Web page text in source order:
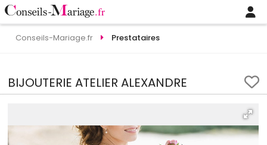
Conseils-Mariage.fr Prestataires
BIJOUTERIE ATELIER ALEXANDRE